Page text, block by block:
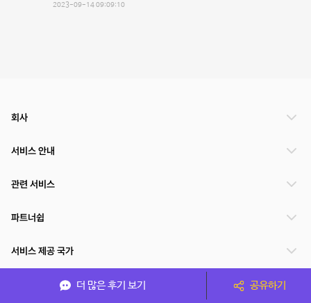
2023-09-14 09:09:10
더 많은 후기 보기 공유하기
회사
서비스 안내
관련 서비스
파트너쉽
서비스 제공 국가